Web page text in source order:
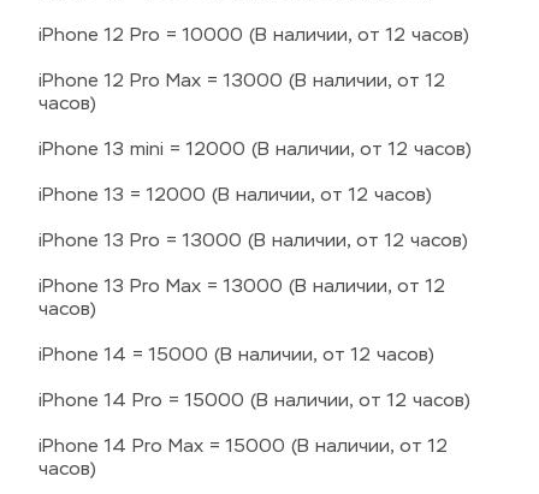
iPhone 12 Pro = 10000 (В наличии, от 12 часов)
iPhone 12 Pro Max = 13000 (В наличии, от 12
часов)
iPhone 13 mini = 12000 (В наличии, от 12 часов)
iPhone 13 = 12000 (В наличии, от 12 часов)
iPhone 13 Pro = 13000 (В наличии, от 12 часов)
iPhone 13 Pro Max = 13000 (В наличии, от 12
часов)
iPhone 14 = 15000 (В наличии, от 12 часов)
iPhone 14 Pro = 15000 (В наличии, от 12 часов)
iPhone 14 Pro Max = 15000 (В наличии, от 12
часов)